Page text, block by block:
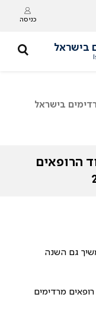
כניסה
בישראל
בישראל
הרופאים
גם השנה
מרדימים